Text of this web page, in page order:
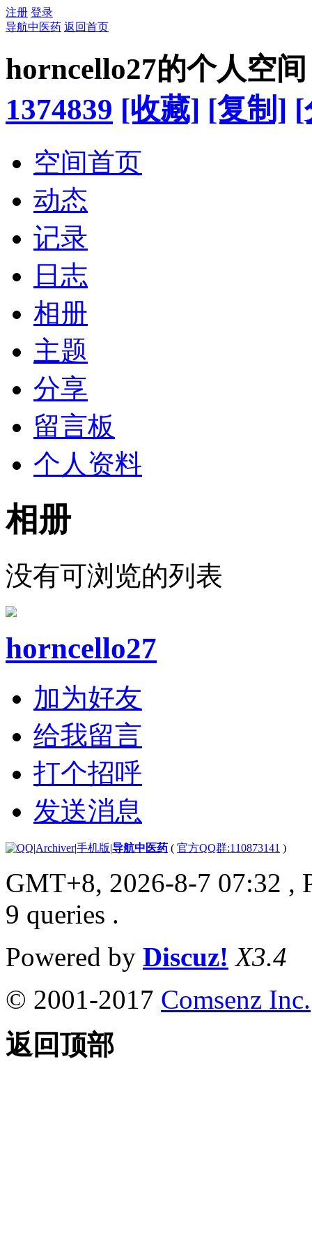
注册 登录
导航中医药 返回首页
horncello27的个人空间
1374839 [收藏] [复制] [
空间首页
动态
记录
日志
相册
主题
分享
留言板
个人资料
相册
没有可浏览的列表
horncello27
加为好友
给我留言
打个招呼
发送消息
|Archiver|手机版|导航中医药 ( 官方QQ群:110873141 )
GMT+8, 2026-8-7 07:32 ,
9 queries .
Powered by Discuz! X3.4
© 2001-2017 Comsenz Inc.
返回顶部